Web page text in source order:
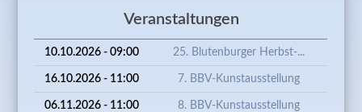
Veranstaltungen
10.10.2026 - 09:00 25. Blutenburger Herbst-...
16.10.2026 - 11:00 7. BBV-Kunstausstellung
06.11.2026 - 11:00 8. BBV-Kunstausstellung